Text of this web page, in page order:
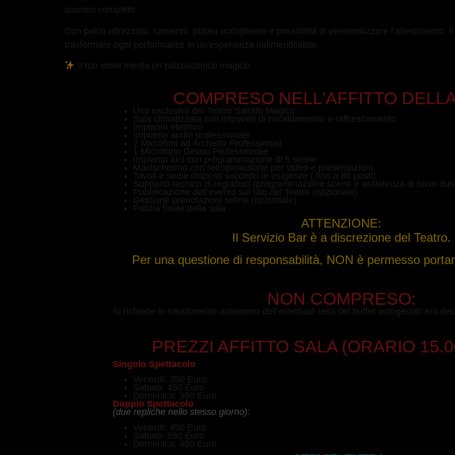
scenico completo.
Con palco attrezzato, camerini, platea accogliente e possibilità di personalizzare l’allestimento,
trasformare ogni performance in un’esperienza indimenticabile.
Il tuo show merita un palcoscenico magico.
COMPRESO NELL'AFFITTO
Uso esclusivo del Teatro Salotto Magico
Sala climatizzata con impianto di riscaldamento e raffrescamento
Impianto elettrico
Impianto audio professionale
2 Microfoni ad Archetto Professionali
1 Microfono Gelato Professionale
Impianto luci con programmazione di 5 scene
Maxischermo con retroproiezione per video e presentazioni
Tavoli e sedie disposti secondo le esigenze ( fino a 80 posti)
Supporto tecnico di regia/luci (programmazione scene e assistenza di base
Pubblicazione dell’evento sul sito del Teatro (opzionale)
Gestione prenotazioni online (opzionale)
Pulizia finale della sala
ATTENZIONE:
Il Servizio Bar è a discrezione del Teatro.
Per una questione di responsabilità, NON è permesso
NON COMPRESO:
Si richiede lo smaltimento autonomo dell’eventuali resti del buffet autogestito e/o
PREZZI AFFITTO SALA (ORARIO
Singolo Spettacolo
Venerdì: 350 Euro
Sabato: 450 Euro
Domenica: 350 Euro
Doppio Spettacolo
(due repliche nello stesso giorno):
Venerdì: 450 Euro
Sabato: 550 Euro
Domenica: 450 Euro